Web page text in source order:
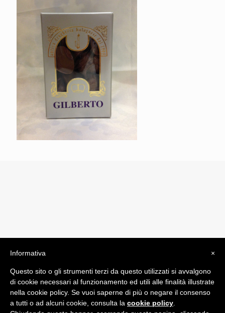
byComunicatori su Misura srl
Termini e Condizioni di Vendita - Terms and Conditions
ITA:
×
Informativa
Questo sito o gli strumenti terzi da questo utilizzati si avvalgono
di cookie necessari al funzionamento ed utili alle finalità illustrate
nella cookie policy. Se vuoi saperne di più o negare il consenso
a tutti o ad alcuni cookie, consulta la cookie policy